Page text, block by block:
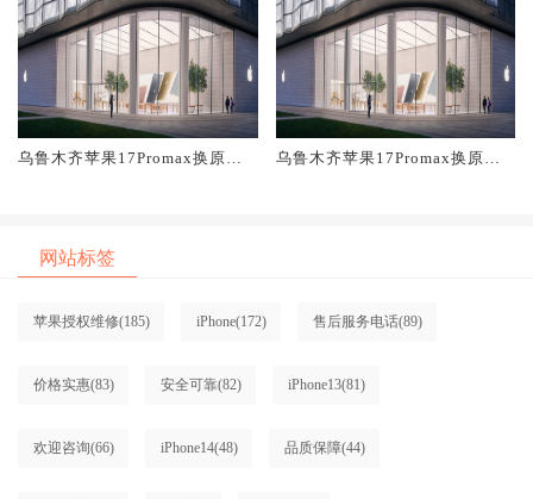
乌鲁木齐苹果17Promax换原装
乌鲁木齐苹果17Promax换原装
网站标签
苹果授权维修(185) iPhone(172) 售后服务电话(89)
价格实惠(83) 安全可靠(82) iPhone13(81)
欢迎咨询(66) iPhone14(48) 品质保障(44)